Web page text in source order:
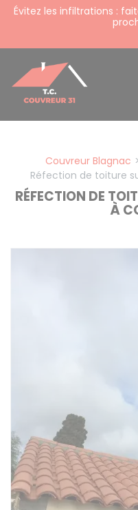
Évitez les infiltrations :
Couvreur Blagnac
Réfection de toiture
RÉFECTION DE
À
Panneau de gestion des